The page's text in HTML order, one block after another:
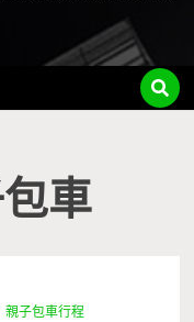
車
親子包車行程